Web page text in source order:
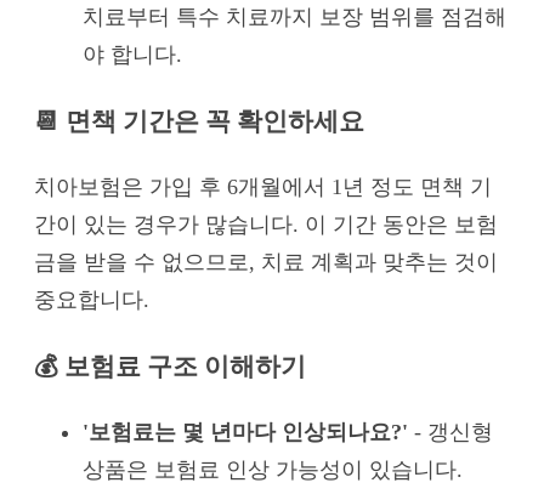
치료부터 특수 치료까지 보장 범위를 점검해
야 합니다.
📆 면책 기간은 꼭 확인하세요
치아보험은 가입 후 6개월에서 1년 정도 면책 기
간이 있는 경우가 많습니다. 이 기간 동안은 보험
금을 받을 수 없으므로, 치료 계획과 맞추는 것이
중요합니다.
💰 보험료 구조 이해하기
'보험료는 몇 년마다 인상되나요?' - 갱신형
상품은 보험료 인상 가능성이 있습니다.